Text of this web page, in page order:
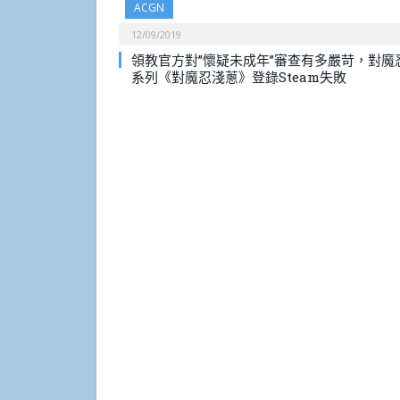
ACGN
12/09/2019
領教官方對”懷疑未成年”審查有多嚴苛，對魔
系列《對魔忍淺蔥》登錄Steam失敗